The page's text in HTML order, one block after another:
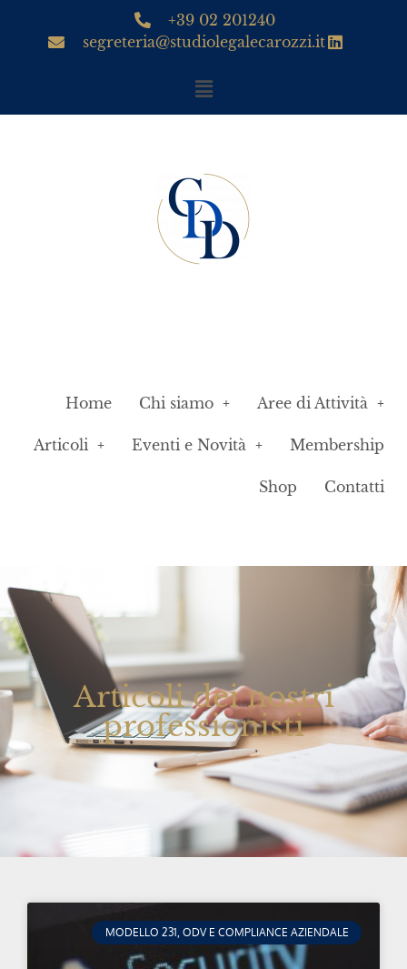
+39 02 201240
segreteria@studiolegalecarozzi.it
Home Chi siamo Aree di Attività
Articoli Eventi e Novità Membership
Shop Contatti
Articoli dei nostri
professionisti
MODELLO 231, ODV E COMPLIANCE AZIENDALE